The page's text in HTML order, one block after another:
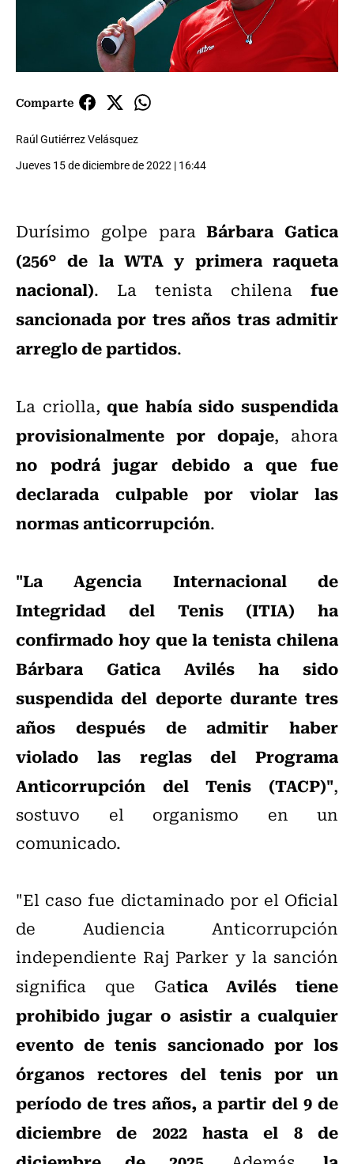
Comparte
Raúl Gutiérrez Velásquez
Jueves 15 de diciembre de 2022 | 16:44
Durísimo golpe paraBárbara Gatica
(256° de la WTA y primera raqueta
nacional). La tenista chilena fue
sancionada por tres años tras admitir
arreglo de partidos.
La criolla,que había sido suspendida
provisionalmente por dopaje, ahora
no podrá jugar debido a que fue
declarada culpable por violar las
normas anticorrupción.
"La Agencia Internacional de
Integridad del Tenis (ITIA) ha
confirmado hoy que la tenista chilena
Bárbara Gatica Avilés ha sido
suspendida del deporte durante tres
años después de admitir haber
violado las reglas del Programa
Anticorrupción del Tenis (TACP)",
sostuvo el organismo en un
comunicado.
"El caso fue dictaminado por el Oficial
de Audiencia Anticorrupción
independiente Raj Parker y la sanción
significa que Gatica Avilés tiene
prohibido jugar o asistir a cualquier
evento de tenis sancionado por los
órganos rectores del tenis por un
período de tres años, a partir del 9 de
diciembre de 2022
hasta el 8 de